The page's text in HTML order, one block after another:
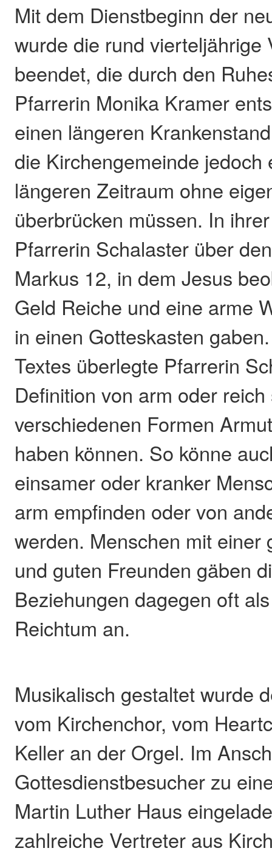
Mit dem Dienstbeginn der
wurde die rund vierteljährige
beendet, die durch den
Pfarrerin Monika Kramer
einen längeren
die Kirchengemeinde jedoch
längeren Zeitraum ohne
überbrücken müssen. In
Pfarrerin Schalaster über
Markus 12, in dem Jesus
Geld Reiche und eine arme
in einen Gotteskasten
Textes überlegte Pfarrerin
Definition von arm oder
verschiedenen Formen
haben können. So könne
einsamer oder kranker
arm empfinden oder von
werden. Menschen mit einer
und guten Freunden gäben
Beziehungen dagegen oft
Reichtum an.
Musikalisch gestaltet wurde
vom Kirchenchor, vom
Keller an der Orgel. Im
Gottesdienstbesucher zu
Martin Luther Haus
zahlreiche Vertreter aus